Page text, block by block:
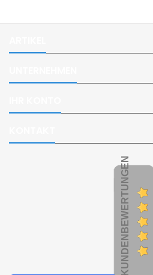
KUNDENBEWERTUNGEN